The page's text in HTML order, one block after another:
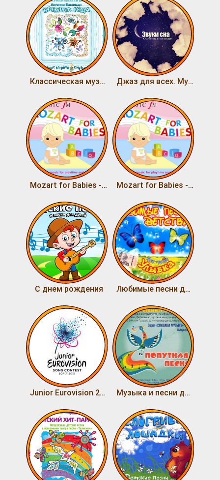
Классическая музыка для детей. А. Вивальди - Времена года Джаз для всех. Музыкальные сновидения
Mozart for Babies - (2) - Music for Bedtime Mozart for Babies - (1) - Music for Playtime
С днем рождения Любимые песни детства. Для детей 10-14 лет
Junior Eurovision 2015 Музыка и песни для детей. Выпуск 6. Попутная песня